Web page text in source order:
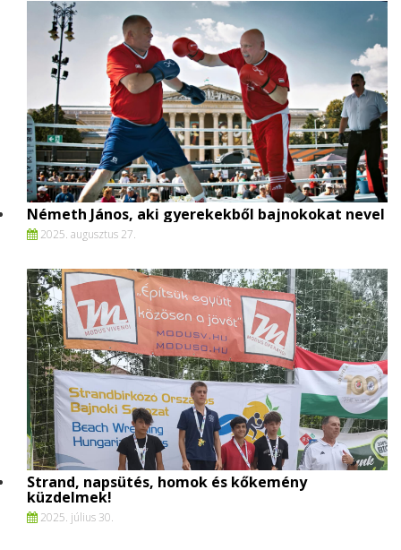
Németh János, aki gyerekekből bajnokokat nevel
2025. augusztus 27.
Strand, napsütés, homok és kőkemény
küzdelmek!
2025. július 30.